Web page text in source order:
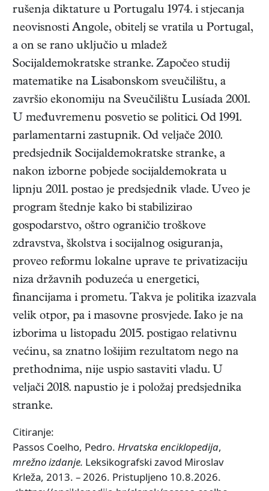
rušenja diktature u Portugalu 1974. i stjecanja
neovisnosti Angole, obitelj se vratila u Portugal,
a on se rano uključio u mladež
Socijaldemokratske stranke. Započeo studij
matematike na Lisabonskom sveučilištu, a
završio ekonomiju na Sveučilištu Lusíada 2001.
U međuvremenu posvetio se politici. Od 1991.
parlamentarni zastupnik. Od veljače 2010.
predsjednik Socijaldemokratske stranke, a
nakon izborne pobjede socijaldemokrata u
lipnju 2011. postao je predsjednik vlade. Uveo je
program štednje kako bi stabilizirao
gospodarstvo, oštro ograničio troškove
zdravstva, školstva i socijalnog osiguranja,
proveo reformu lokalne uprave te privatizaciju
niza državnih poduzeća u energetici,
financijama i prometu. Takva je politika izazvala
velik otpor, pa i masovne prosvjede. Iako je na
izborima u listopadu 2015. postigao relativnu
većinu, sa znatno lošijim rezultatom nego na
prethodnima, nije uspio sastaviti vladu. U
veljači 2018. napustio je i položaj predsjednika
stranke.
Citiranje:
Passos Coelho, Pedro. Hrvatska enciklopedija,
mrežno izdanje. Leksikografski zavod Miroslav
Krleža, 2013. – 2026. Pristupljeno 10.8.2026.